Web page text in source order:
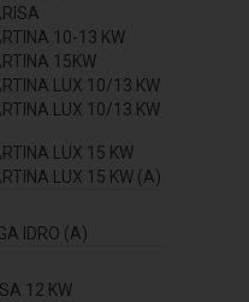
10-13 KW
15KW
LUX 10/13 KW
LUX 10/13 KW
LUX 15 KW
LUX 15 KW (A)
IDRO (A)
12 KW